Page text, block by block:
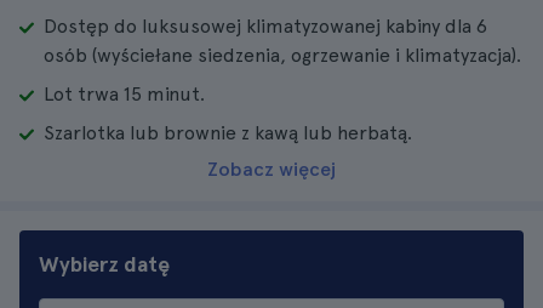
Dostęp do luksusowej klimatyzowanej kabiny dla 6
osób (wyściełane siedzenia, ogrzewanie i klimatyzacja).
Lot trwa 15 minut.
Szarlotka lub brownie z kawą lub herbatą.
Zobacz więcej
Wybierz datę